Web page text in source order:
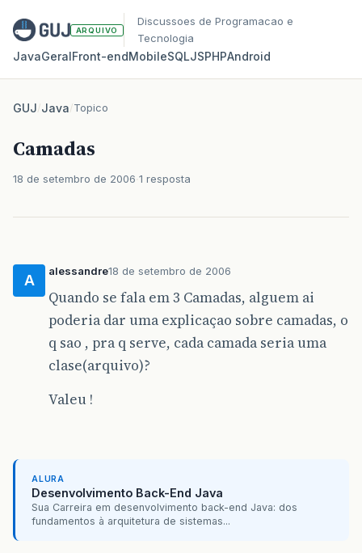
ARQUIVO
Discussoes de Programacao e
Tecnologia
JavaGeralFront‑endMobileSQLJSPHPAndroid
GUJ/Java/Topico
Camadas
18 de setembro de 2006 1 resposta
A
alessandre18 de setembro de 2006
Quando se fala em 3 Camadas, alguem ai
poderia dar uma explicaçao sobre camadas, o
q sao , pra q serve, cada camada seria uma
clase(arquivo)?
Valeu !
ALURA
Desenvolvimento Back-End Java
Sua Carreira em desenvolvimento back-end Java: dos
fundamentos à arquitetura de sistemas...